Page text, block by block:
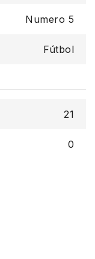
Numero 5
Fútbol
21
0